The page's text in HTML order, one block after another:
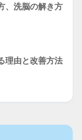
、洗脳の解き方
理由と改善方法